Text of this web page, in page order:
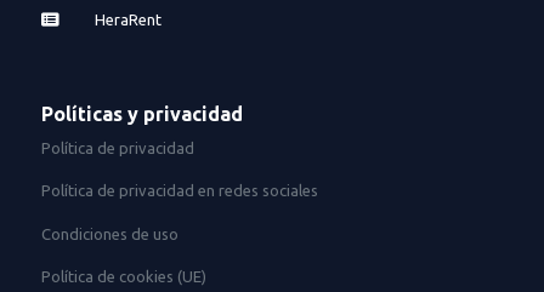
HeraRent
Políticas y privacidad
Política de privacidad
Política de privacidad en redes sociales
Condiciones de uso
Política de cookies (UE)